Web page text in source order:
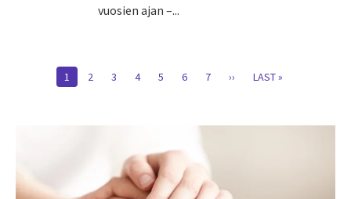
vuosien ajan –...
PaginationCURRENT
1 PAGE
2 PAGE
3 PAGE
4 PAGE
5 PAGE
6 PAGE
7
NEXT
››
LAST
LAST »